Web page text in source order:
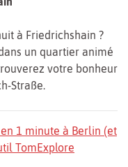
à Friedrichshain ?
un quartier animé
votre bonheur
Straße.
1 minute à Berlin (et
TomExplore